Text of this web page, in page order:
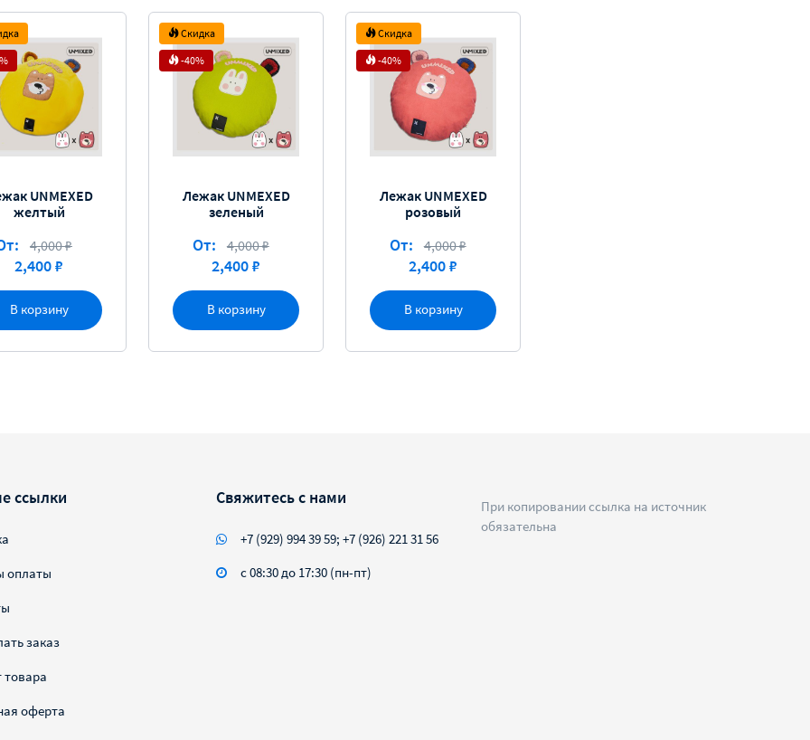
В корзину
UNMEXED
желтый
4,000 ₽
2,400 ₽
Скидка
-40%
В корзину
Лежак UNMEXED
зеленый
От: 4,000 ₽
2,400 ₽
Скидка
-40%
В корзину
Лежак UNMEXED
розовый
От: 4,000 ₽
2,400 ₽
ссылки
оплаты
заказ
товара
оферта
Свяжитесь с нами
+7 (929) 994 39 59; +7 (926) 221 31 56
с 08:30 до 17:30 (пн-пт)
При копировании ссылка на источник
обязательна